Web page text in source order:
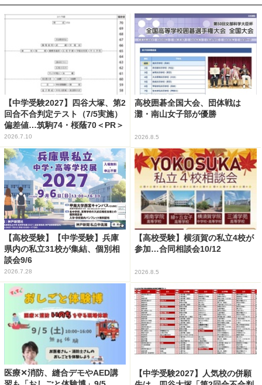
【中学受験2027】四谷大塚、第2
回合不合判定テスト（7/5実施）
偏差値…筑駒74・桜蔭70＜PR＞
2026.7.10
高校囲碁全国大会、団体戦は
灘・南山女子部が優勝
2026.8.5
【高校受験】【中学受験】兵庫
県内の私立31校が集結、個別相
談会9/6
2026.7.28
【高校受験】横須賀の私立4校が
参加…合同相談会10/12
2026.8.5
医療✕消防、縫合デモやAED講
【中学受験2027】人気校の併願